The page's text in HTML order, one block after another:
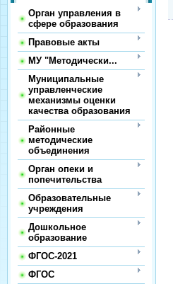
Орган управления в
сфере образования
Правовые акты
МУ "Методически...
Муниципальные
управленческие
механизмы оценки
качества образования
Районные
методические
объединения
Орган опеки и
попечительства
Образовательные
учреждения
Дошкольное
образование
ФГОС-2021
ФГОС